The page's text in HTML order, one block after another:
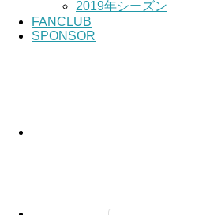
2019年シーズン
FANCLUB
SPONSOR